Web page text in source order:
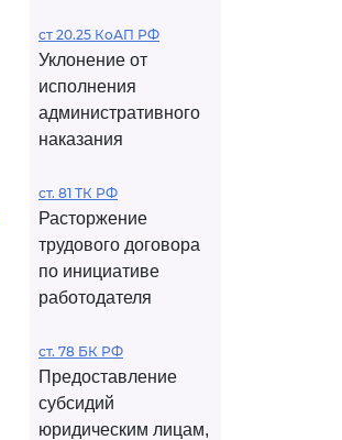
ст 20.25 КоАП РФ
Уклонение от
исполнения
административного
наказания
ст. 81 ТК РФ
Расторжение
трудового договора
по инициативе
работодателя
ст. 78 БК РФ
Предоставление
субсидий
юридическим лицам,